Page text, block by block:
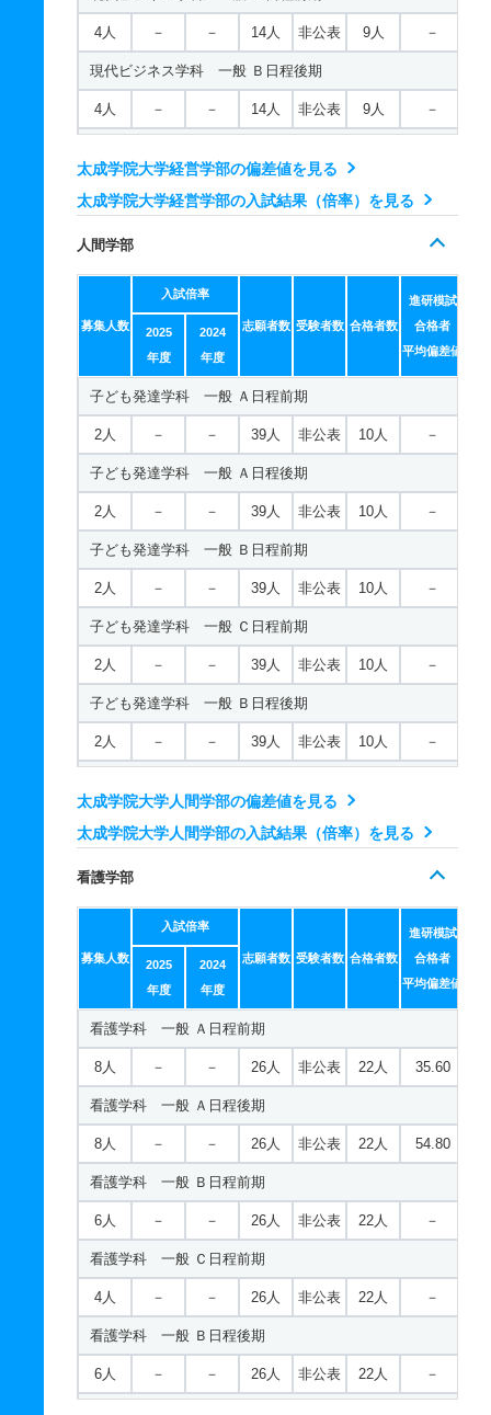
4人 － － 14人 非公表 9人 －
現代ビジネス学科 一般 Ｂ日程後期
4人 － － 14人 非公表 9人 －
現代ビジネス学科 一般 ニ Ｂ日程前期Ⅰ方式
－ －
現代ビジネス学科 一般 ニ Ａ日程後期Ⅰ方式
7人 － － 3人 非公表 3人 －
現代ビジネス学科 一般 ニ Ｂ日程後期Ⅰ方式
7人 － － 3人 非公表 3人 －
太成学院大学経営学部の偏差値を見る
太成学院大学経営学部の入試結果（倍率）を見る
人間学部
募集人数
入試倍率
志願者数 受験者数 合格者数
進研模試
合格者
平均偏差値
2025
年度
2024
年度
子ども発達学科 一般 Ａ日程前期
2人 － － 39人 非公表 10人 －
子ども発達学科 一般 Ａ日程後期
2人 － － 39人 非公表 10人 －
子ども発達学科 一般 Ｂ日程前期
2人 － － 39人 非公表 10人 －
子ども発達学科 一般 Ｃ日程前期
2人 － － 39人 非公表 10人 －
子ども発達学科 一般 Ｂ日程後期
2人 － － 39人 非公表 10人 －
子ども発達学科 一般 ニ Ｂ日程前期Ⅰ方式
－ －
子ども発達学科 一般 ニ Ａ日程後期Ⅰ方式
2人 － － 13人 非公表 6人 －
子ども発達学科 一般 ニ Ｂ日程後期Ⅰ方式
2人 － － 13人 非公表 6人 －
健康スポーツ学科 一般 Ａ日程前期
7人 － － 39人 非公表 10人 33.90
健康スポーツ学科 一般 Ａ日程後期
7人 － － 39人 非公表 10人 48.30
健康スポーツ学科 一般 Ｂ日程前期
6人 － － 39人 非公表 10人 －
健康スポーツ学科 一般 Ｃ日程前期
太成学院大学人間学部の偏差値を見る
太成学院大学人間学部の入試結果（倍率）を見る
看護学部
募集人数
入試倍率
志願者数 受験者数 合格者数
進研模試
合格者
平均偏差値
2025
年度
2024
年度
看護学科 一般 Ａ日程前期
8人 － － 26人 非公表 22人 35.60
看護学科 一般 Ａ日程後期
8人 － － 26人 非公表 22人 54.80
看護学科 一般 Ｂ日程前期
6人 － － 26人 非公表 22人 －
看護学科 一般 Ｃ日程前期
4人 － － 26人 非公表 22人 －
看護学科 一般 Ｂ日程後期
6人 － － 26人 非公表 22人 －